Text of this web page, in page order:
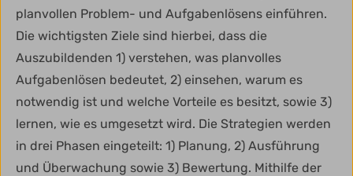
planvollen Problem- und Aufgabenlösens einführen.
Die wichtigsten Ziele sind hierbei, dass die
Auszubildenden 1) verstehen, was planvolles
Aufgabenlösen bedeutet, 2) einsehen, warum es
notwendig ist und welche Vorteile es besitzt, sowie 3)
lernen, wie es umgesetzt wird. Die Strategien werden
in drei Phasen eingeteilt: 1) Planung, 2) Ausführung
und Überwachung sowie 3) Bewertung. Mithilfe der